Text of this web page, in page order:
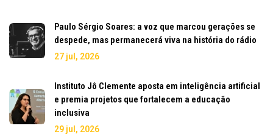
Paulo Sérgio Soares: a voz que marcou gerações se
despede, mas permanecerá viva na história do rádio
27 jul, 2026
Instituto Jô Clemente aposta em inteligência artificial
e premia projetos que fortalecem a educação
inclusiva
29 jul, 2026